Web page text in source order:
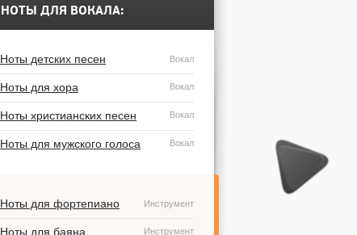
НОТЫ ДЛЯ ВОКАЛА:
Ноты детских песен Вокал
Ноты для хора Вокал
Ноты христианских песен Вокал
Ноты для мужского голоса Вокал
Ноты для фортепиано Инструмент
Ноты для баяна Инструмент